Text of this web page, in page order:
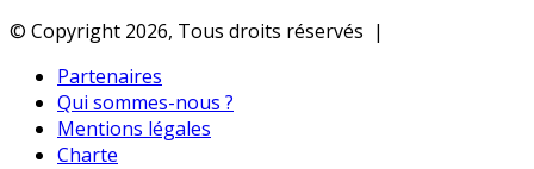
© Copyright 2026, Tous droits réservés |
Partenaires
Qui sommes-nous ?
Mentions légales
Charte